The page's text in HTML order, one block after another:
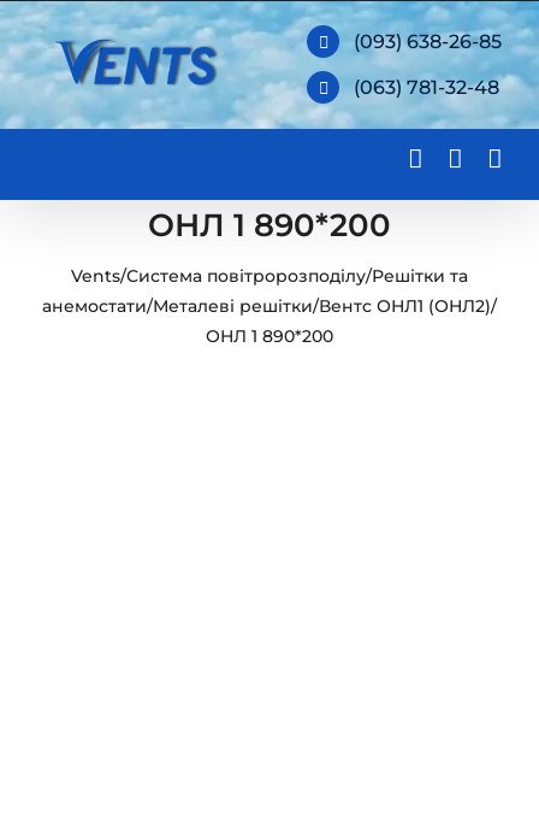
Skip
to
content
(093) 638-26-85
(063) 781-32-48
ОНЛ 1 890*200
Vents/Система повітророзподілу/Решітки та
анемостати/Металеві решітки/Вентс ОНЛ1 (ОНЛ2)/
ОНЛ 1 890*200